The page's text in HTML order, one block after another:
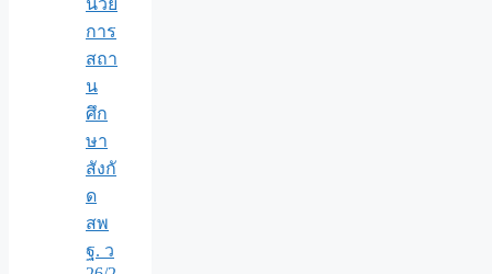
นวย
การ
สถา
น
ศึก
ษา
สังกั
ด
สพ
ฐ. ว